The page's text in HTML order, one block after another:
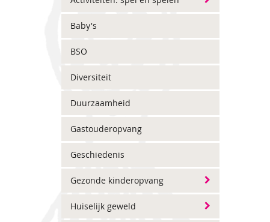
Baby's
BSO
Diversiteit
Duurzaamheid
Gastouderopvang
Geschiedenis
Gezonde kinderopvang
Huiselijk geweld